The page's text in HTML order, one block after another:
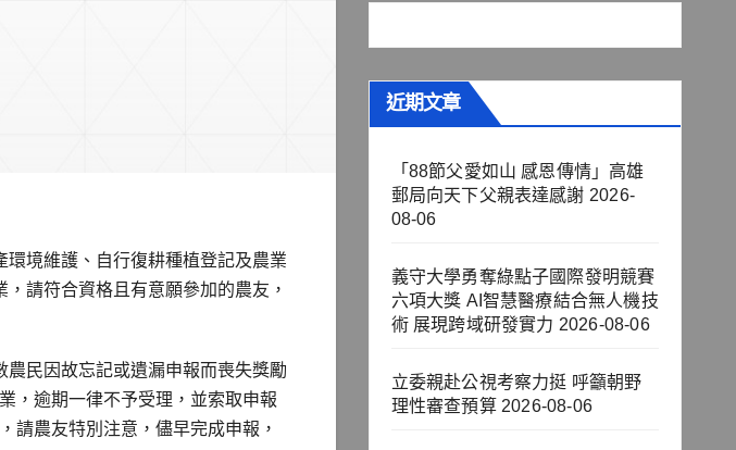
環境維護、自行復耕種植登記及農業
請符合資格且有意願參加的農友，
民因故忘記或遺漏申報而喪失獎勵
，逾期一律不予受理，並索取申報
請農友特別注意，儘早完成申報，
近期文章
「88節父愛如山 感恩傳情」高雄
郵局向天下父親表達感謝 2026-
08-06
義守大學勇奪綠點子國際發明競賽
六項大獎 AI智慧醫療結合無人機技
術 展現跨域研發實力 2026-08-06
立委親赴公視考察力挺 呼籲朝野
理性審查預算 2026-08-06